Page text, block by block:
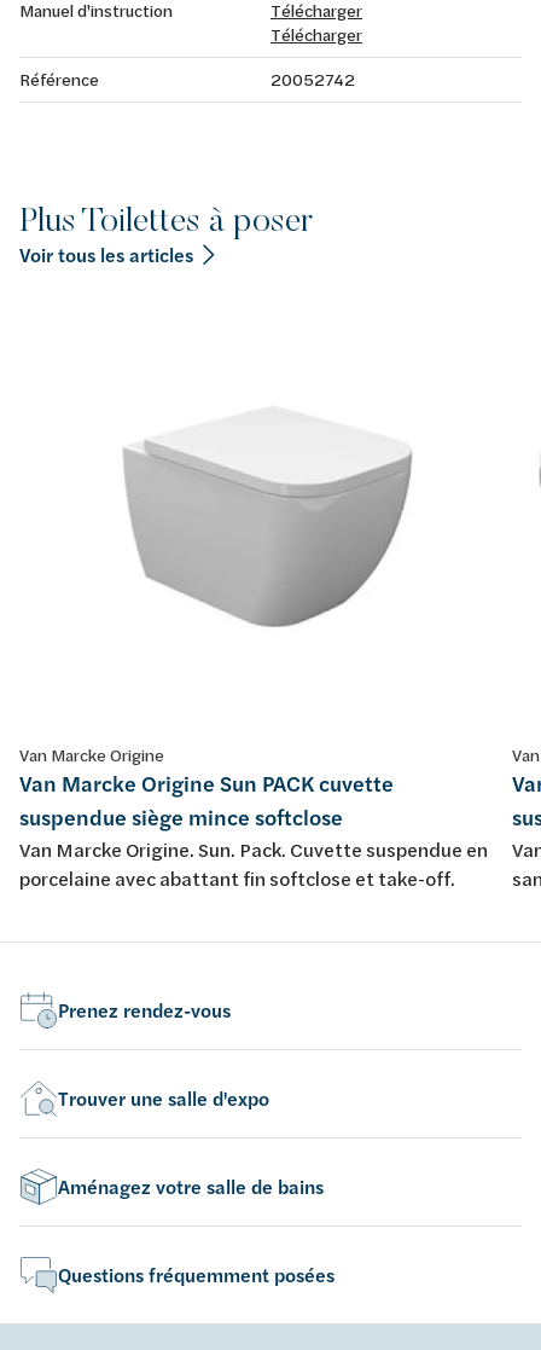
Manuel d'instruction
Télécharger
Télécharger
Référence
20052742
Plus Toilettes à poser
Voir tous les articles
Van Marcke Origine
Van Marcke Origine Sun PACK cuvette
suspendue siège mince softclose
Van Marcke Origine. Sun. Pack. Cuvette suspendue en
porcelaine avec abattant fin softclose et take-off.
Prenez rendez-vous
Trouver une salle d'expo
Aménagez votre salle de bains
Questions fréquemment posées